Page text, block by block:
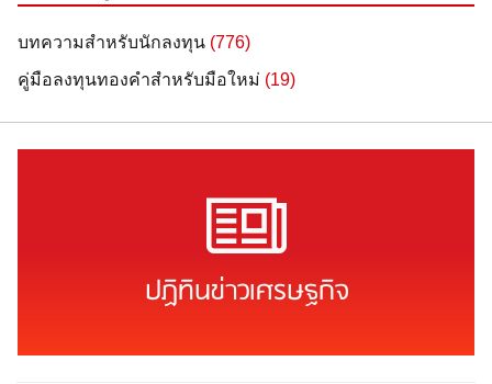
บทความสำหรับนักลงทุน (776)
คู่มือลงทุนทองคำสำหรับมือใหม่ (19)
ปฏิทินข่าวเศรษฐกิจ